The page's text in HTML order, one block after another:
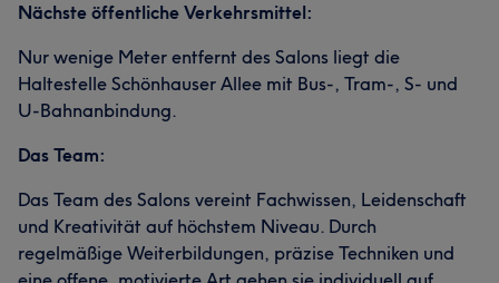
Nächste öffentliche Verkehrsmittel:
Nur wenige Meter entfernt des Salons liegt die
Haltestelle Schönhauser Allee mit Bus-, Tram-, S- und
U-Bahnanbindung.
Das Team:
Das Team des Salons vereint Fachwissen, Leidenschaft
und Kreativität auf höchstem Niveau. Durch
regelmäßige Weiterbildungen, präzise Techniken und